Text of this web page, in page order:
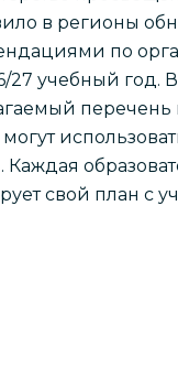
в регионы
по
27 учебный год.
перечень
Каждая
свой план с